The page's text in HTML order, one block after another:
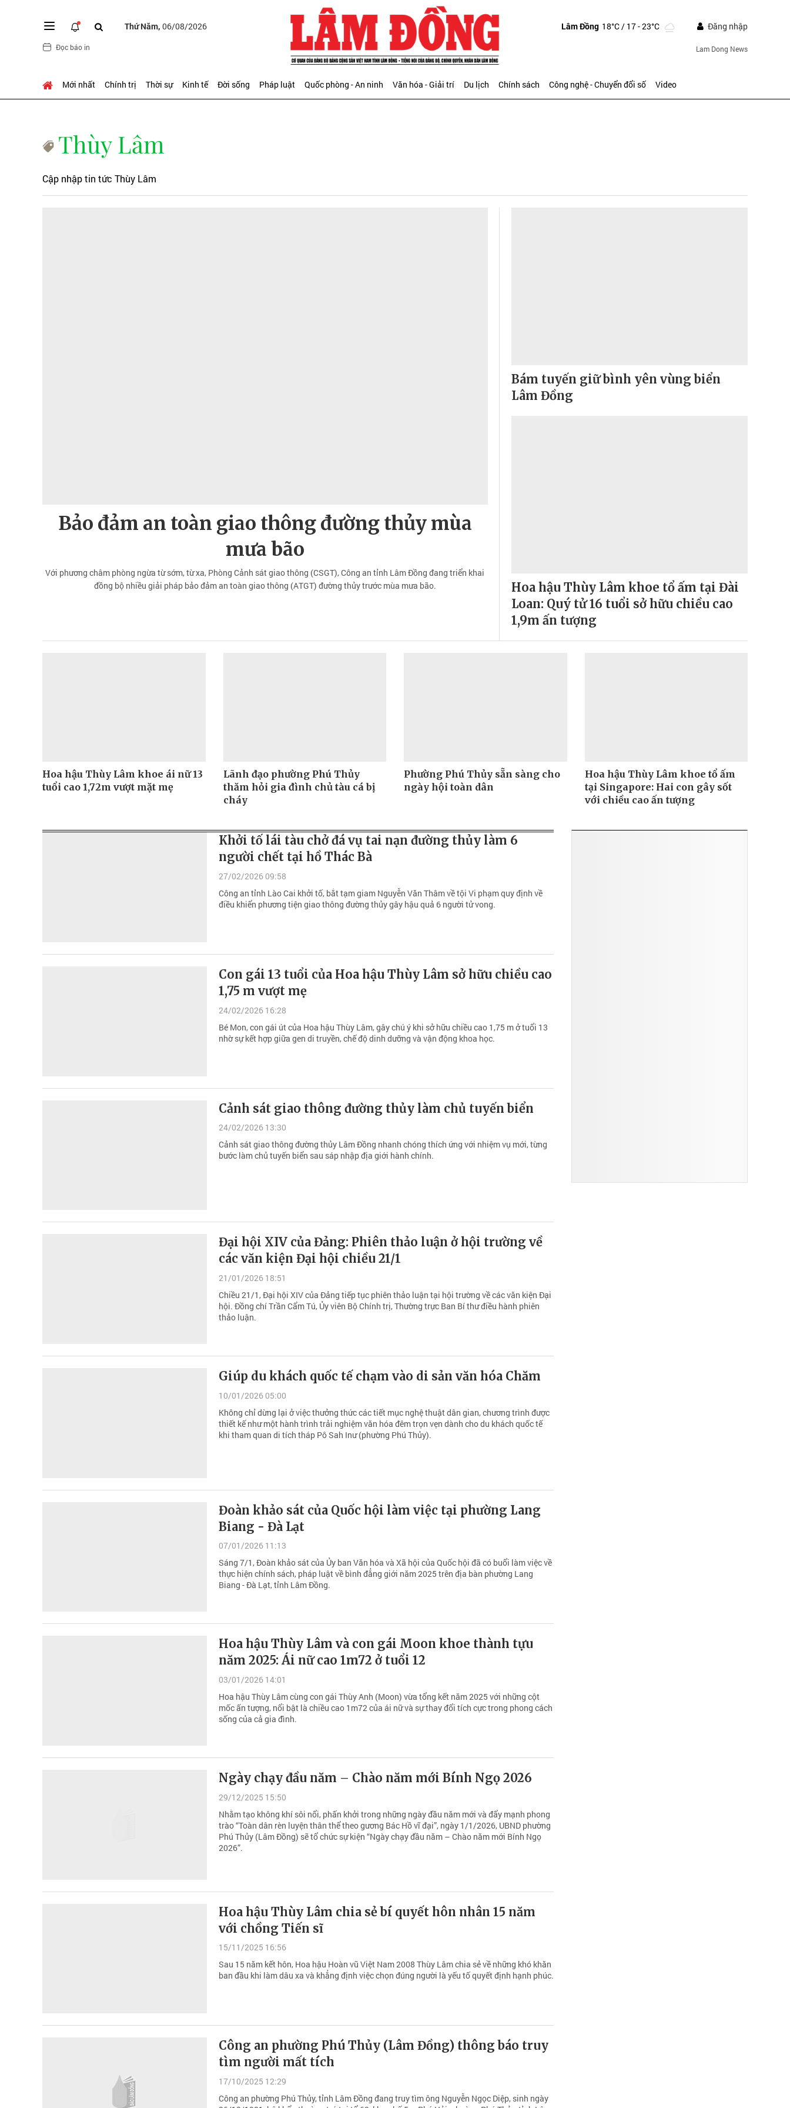
Thứ Năm, 06/08/2026
Đọc báo in
Lâm Đồng 18°C/ 17 - 23°C Đăng nhập
Lam Dong News
Mới nhất Chính trị Thời sự Kinh tế Đời sống Pháp luật Quốc phòng - An ninh Văn hóa - Giải trí Du lịch Chính sách Công nghệ - Chuyển đổi số Video
Thùy Lâm
Cập nhập tin tức Thùy Lâm
Bảo đảm an toàn giao thông đường thủy mùa
mưa bão
Với phương châm phòng ngừa từ sớm, từ xa, Phòng Cảnh sát giao thông (CSGT), Công an tỉnh Lâm Đồng đang triển khai
đồng bộ nhiều giải pháp bảo đảm an toàn giao thông (ATGT) đường thủy trước mùa mưa bão.
Bám tuyến giữ bình yên vùng biển
Lâm Đồng
Hoa hậu Thùy Lâm khoe tổ ấm tại Đài
Loan: Quý tử 16 tuổi sở hữu chiều cao
1,9m ấn tượng
Hoa hậu Thùy Lâm khoe ái nữ 13
tuổi cao 1,72m vượt mặt mẹ
Lãnh đạo phường Phú Thủy
thăm hỏi gia đình chủ tàu cá bị
cháy
Phường Phú Thủy sẵn sàng cho
ngày hội toàn dân
Hoa hậu Thùy Lâm khoe tổ ấm
tại Singapore: Hai con gây sốt
với chiều cao ấn tượng
Khởi tố lái tàu chở đá vụ tai nạn đường thủy làm 6
người chết tại hồ Thác Bà
27/02/2026 09:58
Công an tỉnh Lào Cai khởi tố, bắt tạm giam Nguyễn Văn Thâm về tội Vi phạm quy định về
điều khiển phương tiện giao thông đường thủy gây hậu quả 6 người tử vong.
Con gái 13 tuổi của Hoa hậu Thùy Lâm sở hữu chiều cao
1,75 m vượt mẹ
24/02/2026 16:28
Bé Mon, con gái út của Hoa hậu Thùy Lâm, gây chú ý khi sở hữu chiều cao 1,75 m ở tuổi 13
nhờ sự kết hợp giữa gen di truyền, chế độ dinh dưỡng và vận động khoa học.
Cảnh sát giao thông đường thủy làm chủ tuyến biển
24/02/2026 13:30
Cảnh sát giao thông đường thủy Lâm Đồng nhanh chóng thích ứng với nhiệm vụ mới, từng
bước làm chủ tuyến biển sau sáp nhập địa giới hành chính.
Đại hội XIV của Đảng: Phiên thảo luận ở hội trường về
các văn kiện Đại hội chiều 21/1
21/01/2026 18:51
Chiều 21/1, Đại hội XIV của Đảng tiếp tục phiên thảo luận tại hội trường về các văn kiện Đại
hội. Đồng chí Trần Cẩm Tú, Ủy viên Bộ Chính trị, Thường trực Ban Bí thư điều hành phiên
thảo luận.
Giúp du khách quốc tế chạm vào di sản văn hóa Chăm
10/01/2026 05:00
Không chỉ dừng lại ở việc thưởng thức các tiết mục nghệ thuật dân gian, chương trình được
thiết kế như một hành trình trải nghiệm văn hóa đêm trọn vẹn dành cho du khách quốc tế
khi tham quan di tích tháp Pô Sah Inư (phường Phú Thủy).
Đoàn khảo sát của Quốc hội làm việc tại phường Lang
Biang - Đà Lạt
07/01/2026 11:13
Sáng 7/1, Đoàn khảo sát của Ủy ban Văn hóa và Xã hội của Quốc hội đã có buổi làm việc về
thực hiện chính sách, pháp luật về bình đẳng giới năm 2025 trên địa bàn phường Lang
Biang - Đà Lạt, tỉnh Lâm Đồng.
Hoa hậu Thùy Lâm và con gái Moon khoe thành tựu
năm 2025: Ái nữ cao 1m72 ở tuổi 12
03/01/2026 14:01
Hoa hậu Thùy Lâm cùng con gái Thùy Anh (Moon) vừa tổng kết năm 2025 với những cột
mốc ấn tượng, nổi bật là chiều cao 1m72 của ái nữ và sự thay đổi tích cực trong phong cách
sống của cả gia đình.
Ngày chạy đầu năm – Chào năm mới Bính Ngọ 2026
29/12/2025 15:50
Nhằm tạo không khí sôi nổi, phấn khởi trong những ngày đầu năm mới và đẩy mạnh phong
trào “Toàn dân rèn luyện thân thể theo gương Bác Hồ vĩ đại”, ngày 1/1/2026, UBND phường
Phú Thủy (Lâm Đồng) sẽ tổ chức sự kiện “Ngày chạy đầu năm – Chào năm mới Bính Ngọ
2026”.
Hoa hậu Thùy Lâm chia sẻ bí quyết hôn nhân 15 năm
với chồng Tiến sĩ
15/11/2025 16:56
Sau 15 năm kết hôn, Hoa hậu Hoàn vũ Việt Nam 2008 Thùy Lâm chia sẻ về những khó khăn
ban đầu khi làm dâu xa và khẳng định việc chọn đúng người là yếu tố quyết định hạnh phúc.
Công an phường Phú Thủy (Lâm Đồng) thông báo truy
tìm người mất tích
17/10/2025 12:29
Công an phường Phú Thủy, tỉnh Lâm Đồng đang truy tìm ông Nguyễn Ngọc Diệp, sinh ngày